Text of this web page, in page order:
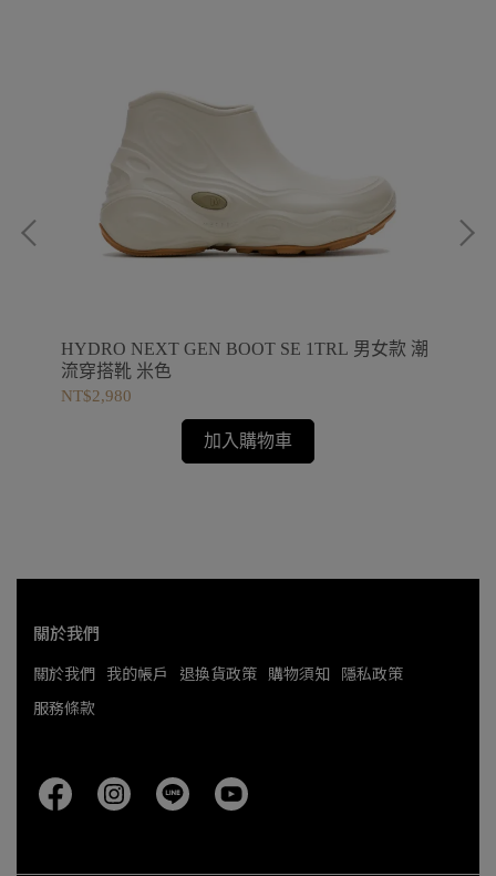
HYDRO NEXT GEN BOOT SE 1TRL 男女款 潮
流穿搭靴 米色
NT$2,980
加入購物車
關於我們
關於我們 我的帳戶 退換貨政策 購物須知 隱私政策
服務條款